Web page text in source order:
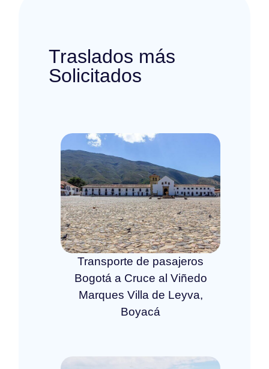
Traslados más
Solicitados
Transporte de pasajeros
Bogotá a Cruce al Viñedo
Marques Villa de Leyva,
Boyacá